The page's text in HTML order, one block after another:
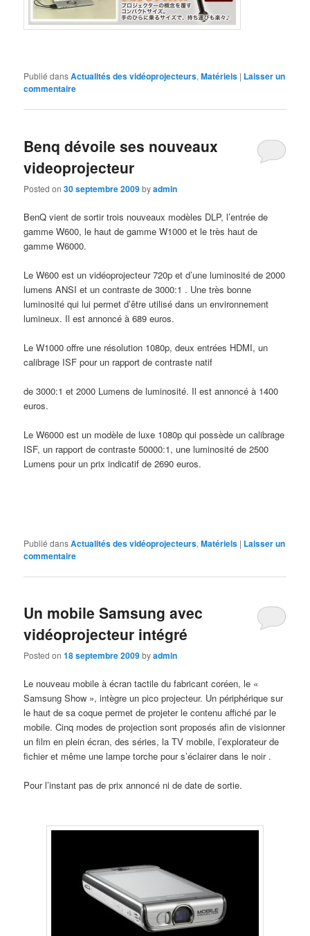
Publié dansActualités des vidéoprojecteurs,Matériels | Laisser un
commentaire
Benq dévoile ses nouveaux
videoprojecteur
Posted on30 septembre 2009byadmin
BenQ vient de sortir trois nouveaux modèles DLP, l’entrée de
gamme W600, le haut de gamme W1000 et le très haut de
gamme W6000.
Le W600 est un vidéoprojecteur 720p et d’une luminosité de 2000
lumens ANSI et un contraste de 3000:1 . Une très bonne
luminosité qui lui permet d’être utilisé dans un environnement
lumineux. Il est annoncé à 689 euros.
Le W1000 offre une résolution 1080p, deux entrées HDMI, un
calibrage ISF pour un rapport de contraste natif
de 3000:1 et 2000 Lumens de luminosité. Il est annoncé à 1400
euros.
Le W6000 est un modèle de luxe 1080p qui possède un calibrage
ISF, un rapport de contraste 50000:1, une luminosité de 2500
Lumens pour un prix indicatif de 2690 euros.
Publié dansActualités des vidéoprojecteurs,Matériels | Laisser un
commentaire
Un mobile Samsung avec
vidéoprojecteur intégré
Posted on18 septembre 2009byadmin
Le nouveau mobile à écran tactile du fabricant coréen, le «
Samsung Show », intègre un pico projecteur. Un périphérique sur
le haut de sa coque permet de projeter le contenu affiché par le
mobile. Cinq modes de projection sont proposés afin de visionner
un film en plein écran, des séries, la TV mobile, l’explorateur de
fichier et même une lampe torche pour s’éclairer dans le noir .
Pour l’instant pas de prix annoncé ni de date de sortie.